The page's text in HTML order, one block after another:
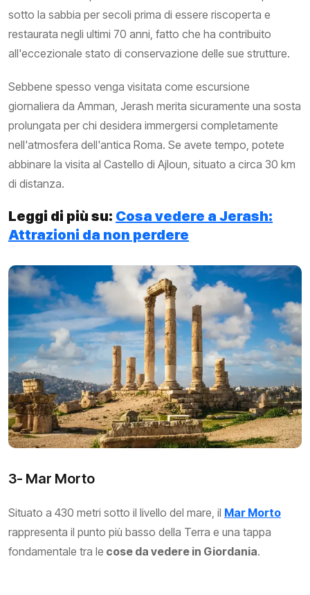
sotto la sabbia per secoli prima di essere riscoperta e
restaurata negli ultimi 70 anni, fatto che ha contribuito
all'eccezionale stato di conservazione delle sue strutture.
Sebbene spesso venga visitata come escursione
giornaliera da Amman, Jerash merita sicuramente una sosta
prolungata per chi desidera immergersi completamente
nell'atmosfera dell'antica Roma. Se avete tempo, potete
abbinare la visita al Castello di Ajloun, situato a circa 30 km
di distanza.
Leggi di più su: Cosa vedere a Jerash:
Attrazioni da non perdere
3- Mar Morto
Situato a 430 metri sotto il livello del mare, il Mar Morto
rappresenta il punto più basso della Terra e una tappa
fondamentale tra le cose da vedere in Giordania.